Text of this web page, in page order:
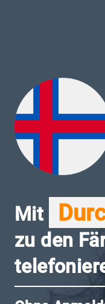
Mit
zu den